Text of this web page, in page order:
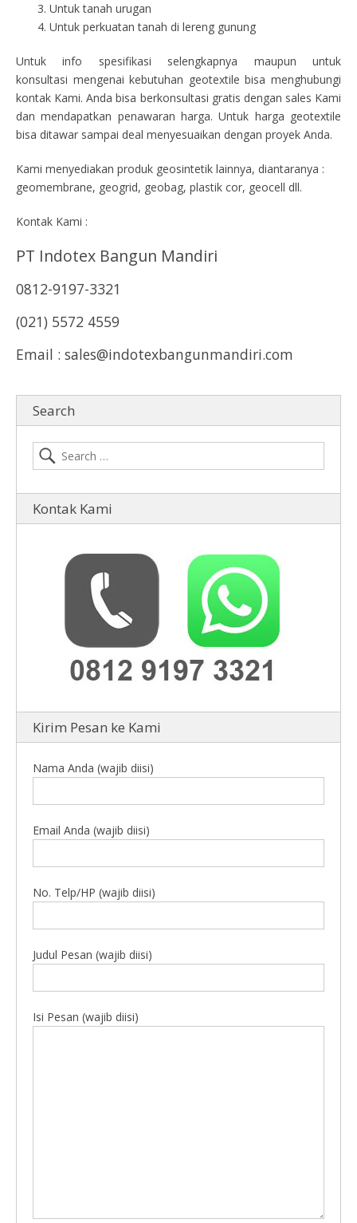
Untuk tanah urugan
Untuk perkuatan tanah di lereng gunung
Untuk info spesifikasi selengkapnya maupun untuk
konsultasi mengenai kebutuhan geotextile bisa menghubungi
kontak Kami. Anda bisa berkonsultasi gratis dengan sales Kami
dan mendapatkan penawaran harga. Untuk harga geotextile
bisa ditawar sampai deal menyesuaikan dengan proyek Anda.
Kami menyediakan produk geosintetik lainnya, diantaranya :
geomembrane, geogrid, geobag, plastik cor, geocell dll.
Kontak Kami :
PT Indotex Bangun Mandiri
0812-9197-3321
(021) 5572 4559
Email : sales@indotexbangunmandiri.com
Search
Kontak Kami
Kirim Pesan ke Kami
Nama Anda (wajib diisi)
Email Anda (wajib diisi)
No. Telp/HP (wajib diisi)
Judul Pesan (wajib diisi)
Isi Pesan (wajib diisi)